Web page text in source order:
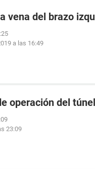
vena del brazo
a las 16:49
operación del
23:09